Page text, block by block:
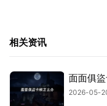
相关资讯
面面俱
2026-05-